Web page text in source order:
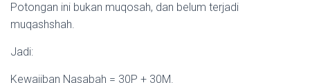
Potongan ini bukan muqosah, dan belum terjadi
muqashshah.
Jadi:
Kewajiban Nasabah = 30P + 30M.